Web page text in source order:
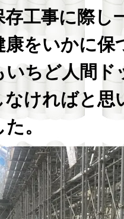
存工事に際し
をいかに保
いちど人間
ければと思
。